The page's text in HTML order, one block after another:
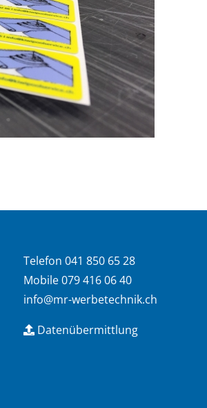
Telefon 041 850 65 28
Mobile 079 416 06 40
info@mr-werbetechnik.ch
Datenübermittlung